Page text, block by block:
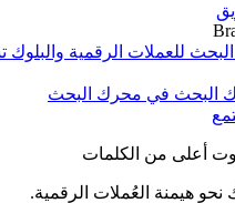
للعملات الرقمية والبلوك
البحث في محرك البحث
أعلى من الكلمات